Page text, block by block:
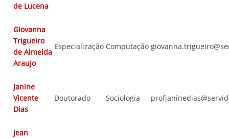
de Lucena
Giovanna
Trigueiro
de Almeida
Araujo
Especialização Computação
Janine
Vicente
Dias
Doutorado Sociologia
Jean